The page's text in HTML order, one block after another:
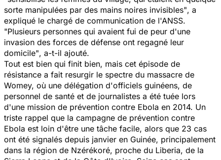
sorte manipulées par des mains noires invisibles", a
expliqué le chargé de communication de l'ANSS.
"Plusieurs personnes qui avaient fui de peur d'une
invasion des forces de défense ont regagné leur
domicile", a-t-il ajouté.
Tout est bien qui finit bien, mais cet épisode de
résistance a fait resurgir le spectre du massacre de
Womey, où une délégation d'officiels guinéens, de
personnel de santé et de journalistes a été tuée lors
d'une mission de prévention contre Ebola en 2014. Un
triste rappel que la campagne de prévention contre
Ebola est loin d'être une tâche facile, alors que 23 cas
ont été signalés depuis janvier en Guinée, principalement
dans la région de Nzérékoré, proche du Liberia, de la